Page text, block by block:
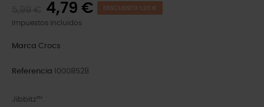
4,79 € DESCUENTO 1,20 €
Impuestos incluidos
Marca Crocs
Referencia 10008528
Jibbitz™.